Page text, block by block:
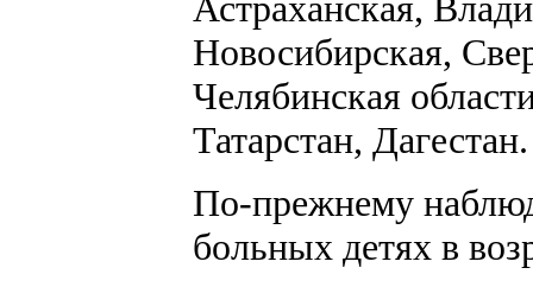
Новосибирская,
Челябинская
Татарстан, Дагестан.
По-прежнему
больных детях в